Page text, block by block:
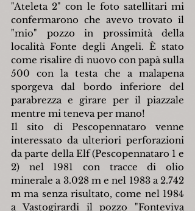
"Ateleta 2" con le foto satellitari mi
confermarono che avevo trovato il
"mio" pozzo in prossimità della
località Fonte degli Angeli. È stato
come risalire di nuovo con papà sulla
500 con la testa che a malapena
sporgeva dal bordo inferiore del
parabrezza e girare per il piazzale
mentre mi teneva per mano!
Il sito di Pescopennataro venne
interessato da ulteriori perforazioni
da parte della Elf (Pescopennataro 1 e
2) nel 1981 con tracce di olio
minerale a 3.028 m e nel 1983 a 2.742
m ma senza risultato, come nel 1984
a Vastogirardi il pozzo "Fonteviva